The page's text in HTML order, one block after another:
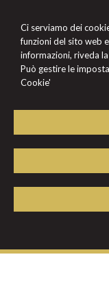
Ci serviamo dei
funzioni del sito web
informazioni, riveda
Può gestire le
Cookie'